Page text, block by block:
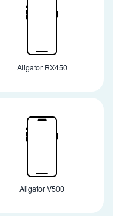
Aligator RX450
Aligator V500